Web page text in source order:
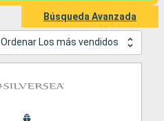
Búsqueda Avanzada
Ordenar Los más vendidos